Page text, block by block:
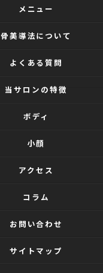
メニュー
骨美導法について
よくある質問
当サロンの特徴
ボディ
小顔
アクセス
コラム
お問い合わせ
サイトマップ